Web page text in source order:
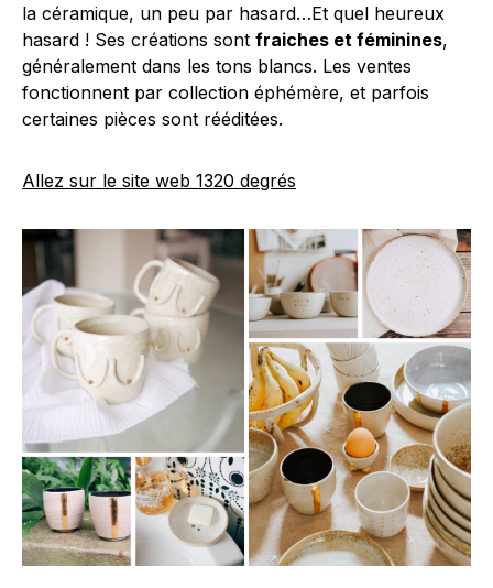
la céramique, un peu par hasard…Et quel heureux
hasard ! Ses créations sont fraiches et féminines,
généralement dans les tons blancs. Les ventes
fonctionnent par collection éphémère, et parfois
certaines pièces sont rééditées.
Allez sur le site web 1320 degrés